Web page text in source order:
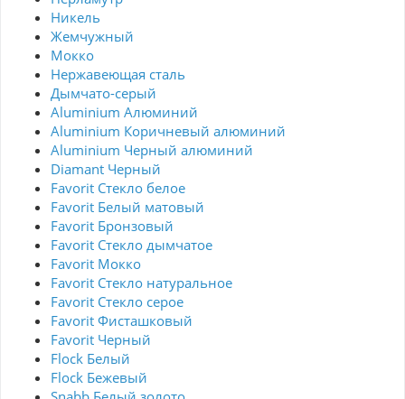
Никель
Жемчужный
Мокко
Нержавеющая сталь
Дымчато-серый
Aluminium Алюминий
Aluminium Коричневый алюминий
Aluminium Черный алюминий
Diamant Черный
Favorit Стекло белое
Favorit Белый матовый
Favorit Бронзовый
Favorit Стекло дымчатое
Favorit Мокко
Favorit Стекло натуральное
Favorit Стекло серое
Favorit Фисташковый
Favorit Черный
Flock Белый
Flock Бежевый